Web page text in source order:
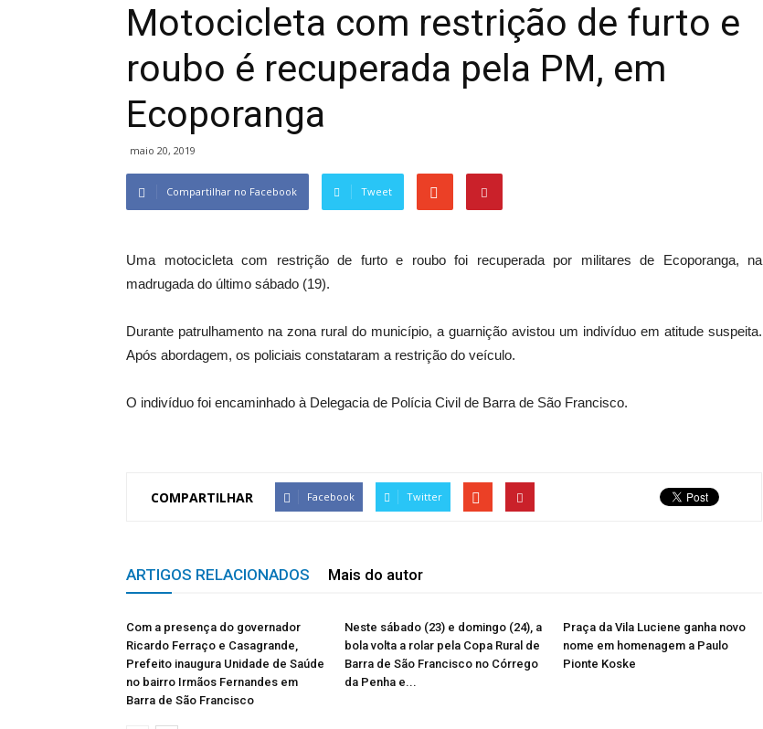
Motocicleta com restrição de furto e
roubo é recuperada pela PM, em
Ecoporanga
maio 20, 2019
Compartilhar no Facebook Tweet
Uma motocicleta com restrição de furto e roubo foi recuperada por militares de Ecoporanga, na
madrugada do último sábado (19).
Durante patrulhamento na zona rural do município, a guarnição avistou um indivíduo em atitude suspeita.
Após abordagem, os policiais constataram a restrição do veículo.
O indivíduo foi encaminhado à Delegacia de Polícia Civil de Barra de São Francisco.
COMPARTILHAR Facebook Twitter
ARTIGOS RELACIONADOS Mais do autor
Com a presença do governador
Ricardo Ferraço e Casagrande,
Prefeito inaugura Unidade de Saúde
no bairro Irmãos Fernandes em
Barra de São Francisco
Neste sábado (23) e domingo (24), a
bola volta a rolar pela Copa Rural de
Barra de São Francisco no Córrego
da Penha e...
Praça da Vila Luciene ganha novo
nome em homenagem a Paulo
Pionte Koske